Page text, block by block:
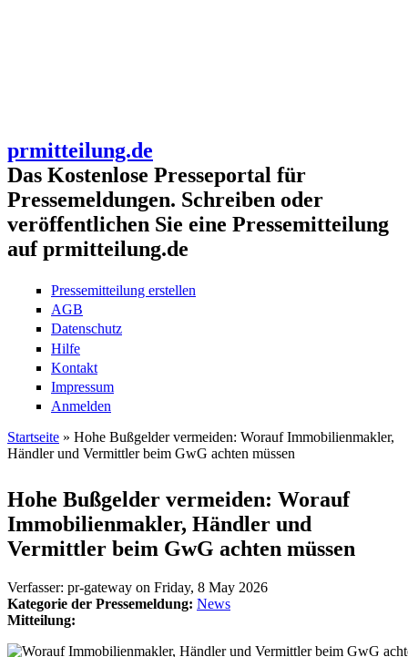
prmitteilung.de
Das Kostenlose Presseportal für
Pressemeldungen. Schreiben oder
veröffentlichen Sie eine Pressemitteilung
auf prmitteilung.de
Pressemitteilung erstellen
AGB
Datenschutz
Hilfe
Kontakt
Impressum
Anmelden
Sie sind hier
Startseite » Hohe Bußgelder vermeiden: Worauf Immobilienmakler,
Händler und Vermittler beim GwG achten müssen
Hohe Bußgelder vermeiden: Worauf
Immobilienmakler, Händler und
Vermittler beim GwG achten müssen
Verfasser: pr-gateway on Friday, 8 May 2026
Kategorie der Pressemeldung: News
Mitteilung: